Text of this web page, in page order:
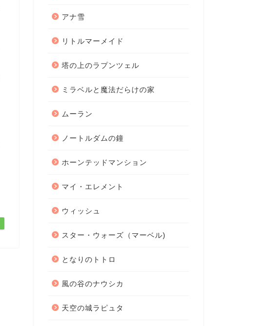
アナ雪
リトルマーメイド
塔の上のラプンツェル
ミラベルと魔法だらけの家
ムーラン
ノートルダムの鐘
ホーンテッドマンション
マイ・エレメント
ウィッシュ
スター・ウォーズ（マーベル)
となりのトトロ
風の谷のナウシカ
天空の城ラピュタ